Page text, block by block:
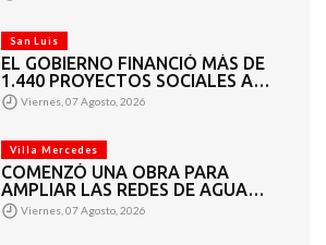
San Luis
EL GOBIERNO FINANCIÓ MÁS DE
1.440 PROYECTOS SOCIALES A
2.200 ENTIDADES DE TODA LA
PROVINCIA
Viernes, 07 Agosto, 2026
Villa Mercedes
COMENZÓ UNA OBRA PARA
AMPLIAR LAS REDES DE AGUA
POTABLE Y CLOACAS EN VILLA
MERCEDES
Viernes, 07 Agosto, 2026